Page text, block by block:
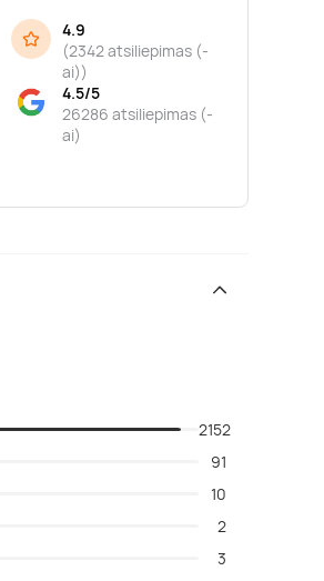
4.9
(2342 atsiliepimas (-
ai))
4.5/5
26286 atsiliepimas (-
ai)
2152
91
10
2
3